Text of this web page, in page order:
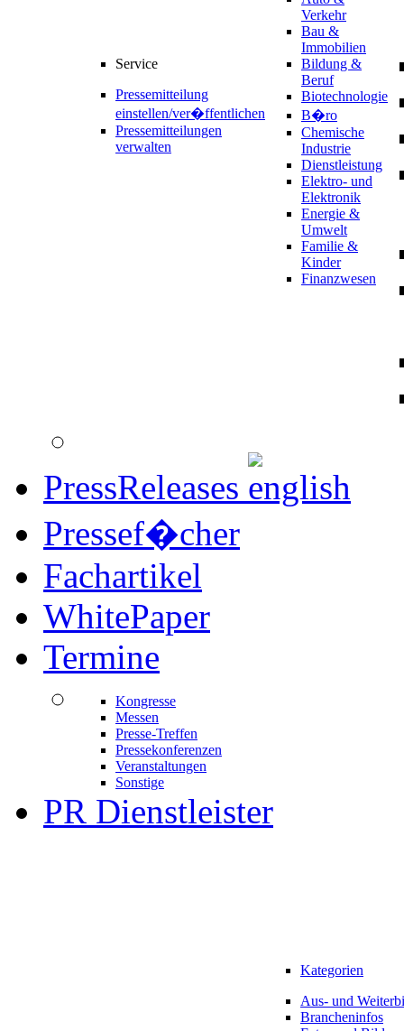
Service
Pressemitteilung
einstellen/ver�ffentlichen
Pressemitteilungen
verwalten
Verkehr
Bau &
Immobilien
Bildung &
Beruf
Biotechnologie
B�ro
Chemische
Industrie
Dienstleistung
Elektro- und
Elektronik
Energie &
Umwelt
Familie &
Kinder
Finanzwesen
PressReleases
Pressef�cher
Fachartikel
WhitePaper
Termine
Kongresse
Messen
Presse-Treffen
Pressekonferenzen
Veranstaltungen
Sonstige
PR Dienstleister
Kategorien
Aus- und
Brancheninfos